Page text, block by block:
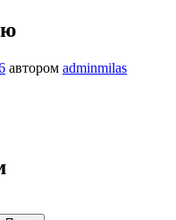
автором adminmilas